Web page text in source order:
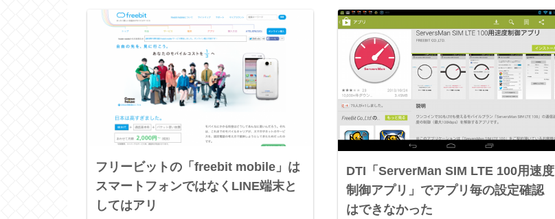
フリービットの「freebit mobile」は
スマートフォンではなくLINE端末と
してはアリ
DTI「ServerMan SIM LTE 100用速度
制御アプリ」でアプリ毎の設定確認
はできなかった